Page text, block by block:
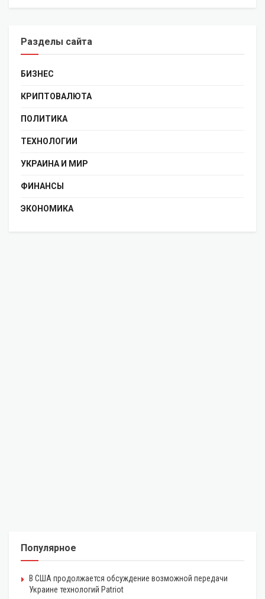
Разделы сайта
БИЗНЕС
КРИПТОВАЛЮТА
ПОЛИТИКА
ТЕХНОЛОГИИ
УКРАИНА И МИР
ФИНАНСЫ
ЭКОНОМИКА
Популярное
В США продолжается обсуждение возможной передачи
Украине технологий Patriot